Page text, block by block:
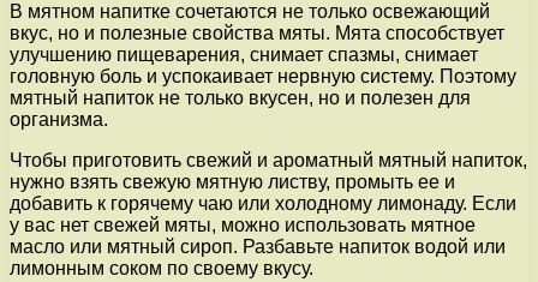
В мятном напитке сочетаются не только освежающий
вкус, но и полезные свойства мяты. Мята способствует
улучшению пищеварения, снимает спазмы, снимает
головную боль и успокаивает нервную систему. Поэтому
мятный напиток не только вкусен, но и полезен для
организма.
Чтобы приготовить свежий и ароматный мятный напиток,
нужно взять свежую мятную листву, промыть ее и
добавить к горячему чаю или холодному лимонаду. Если
у вас нет свежей мяты, можно использовать мятное
масло или мятный сироп. Разбавьте напиток водой или
лимонным соком по своему вкусу.